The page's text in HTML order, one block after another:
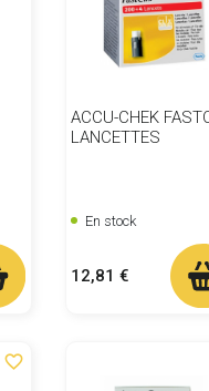
ACCU-CHEK
LANCETTES
En stock
Prix
12,81 €
favorite_border